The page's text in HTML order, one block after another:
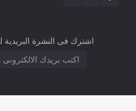
اشترك فى النشرة البريدية